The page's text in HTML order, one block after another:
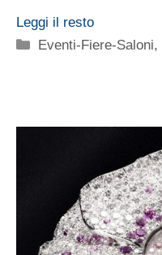
Leggi il resto
Categorie
Eventi-Fiere-Saloni,